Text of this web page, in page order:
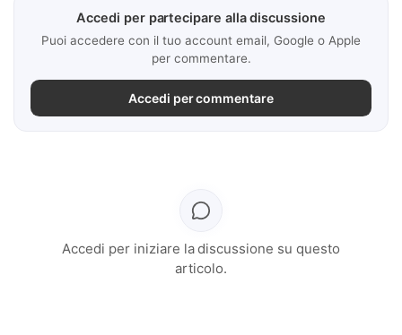
Accedi per partecipare alla discussione
Puoi accedere con il tuo account email, Google o Apple
per commentare.
Accedi per commentare
Accedi per iniziare la discussione su questo
articolo.